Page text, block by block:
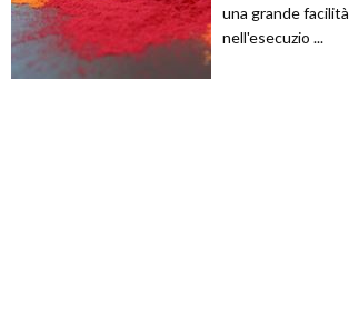
una grande facilità
nell'esecuzio ...